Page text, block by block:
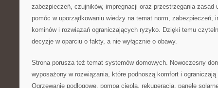
zabezpieczeń, czujników, impregnacji oraz przestrzegania zasad
pomóc w uporządkowaniu wiedzy na temat norm, zabezpieczeń,
kominów i rozwiązań ograniczających ryzyko. Dzięki temu
decyzje w oparciu o fakty, a nie wyłącznie o obawy.
Strona porusza też temat systemów domowych. Nowoczesny
wyposażony w rozwiązania, które podnoszą komfort i
Ogrzewanie podłogowe, pompa ciepła, rekuperacja, panele